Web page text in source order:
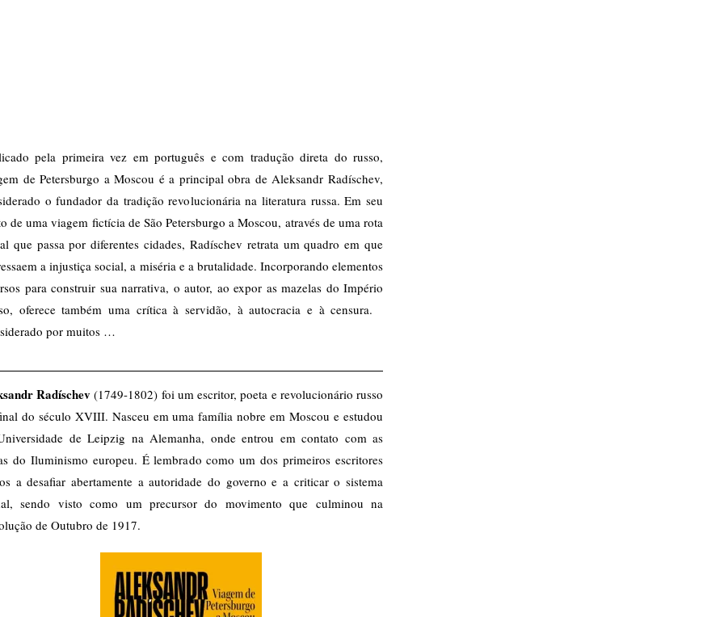
pela primeira vez em português e com tradução direta do russo,
de Petersburgo a Moscou é a principal obra de Aleksandr Radíschev,
o fundador da tradição revolucionária na literatura russa. Em seu
de uma viagem fictícia de São Petersburgo a Moscou, através de uma rota
que passa por diferentes cidades, Radíschev retrata um quadro em que
a injustiça social, a miséria e a brutalidade. Incorporando elementos
para construir sua narrativa, o autor, ao expor as mazelas do Império
oferece também uma crítica à servidão, à autocracia e à censura.
por muitos …
Radíschev(1749-1802) foi um escritor, poeta e revolucionário russo
do século XVIII. Nasceu em uma família nobre em Moscou e estudou
de Leipzig na Alemanha, onde entrou em contato com as
do Iluminismo europeu. É lembrado como um dos primeiros escritores
a desafiar abertamente a autoridade do governo e a criticar o sistema
sendo visto como um precursor do movimento que culminou na
de Outubro de 1917.